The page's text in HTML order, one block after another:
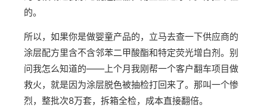
的。
所以，如果你是做婴童产品的，立马去查一下供应商的
涂层配方里含不含邻苯二甲酸酯和特定荧光增白剂。别
问我怎么知道的——上个月我刚帮一个客户翻车项目做
救火，就是因为涂层脱色被抽检打回来了。那叫一个惨
烈，整批次8万套，拆箱全检，成本直接翻倍。